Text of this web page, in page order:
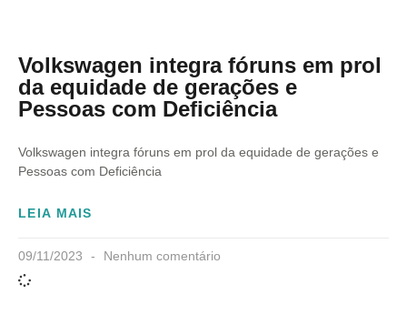
Volkswagen integra fóruns em prol
da equidade de gerações e
Pessoas com Deficiência
Volkswagen integra fóruns em prol da equidade de gerações e
Pessoas com Deficiência
LEIA MAIS
09/11/2023 Nenhum comentário